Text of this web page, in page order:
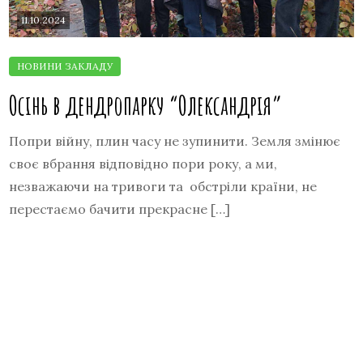
11.10.2024
Осінь в дендропарку “Олександрія”
Попри війну, плин часу не зупинити. Земля змінює
своє вбрання відповідно пори року, а ми,
незважаючи на тривоги та обстріли країни, не
перестаємо бачити прекрасне […]